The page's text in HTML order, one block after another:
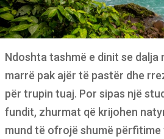
Ndoshta tashmë e dinit se dalja
marrë pak ajër të pastër dhe
për trupin tuaj. Por sipas një
fundit, zhurmat që krijohen
mund të ofrojë shumë përfitime